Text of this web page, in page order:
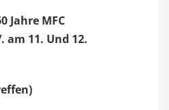
Jahre MFC
am 11. Und 12.